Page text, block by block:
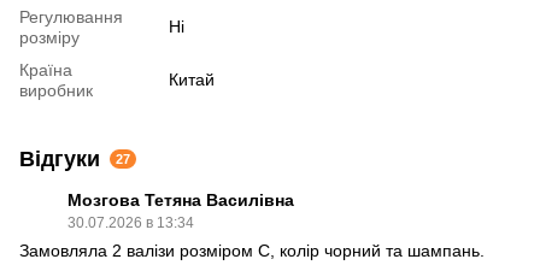
Регулювання
розміру
Ні
Країна
виробник
Китай
Відгуки 27
Мозгова Тетяна Василівна
30.07.2026 в 13:34
Замовляла 2 валізи розміром С, колір чорний та шампань.